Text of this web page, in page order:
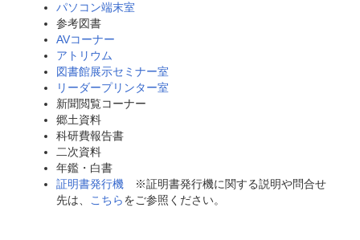
パソコン端末室
参考図書
AVコーナー
アトリウム
図書館展示セミナー室
リーダープリンター室
新聞閲覧コーナー
郷土資料
科研費報告書
二次資料
年鑑・白書
証明書発行機 ※証明書発行機に関する説明や問合せ
先は、
こちらをご参照ください。